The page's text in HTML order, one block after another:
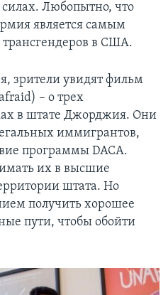
Любопытно, что
является самым
в США.
зрители увидят фильм
– о трех
в штате Джорджия. Они
иммигрантов,
программы DACA.
их в высшие
штата. Но
получить хорошее
пути, чтобы обойти